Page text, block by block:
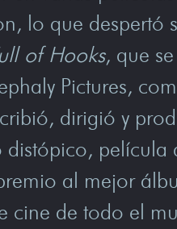
lo que despertó
of Hooks, que
Pictures,
dirigió y
película
al mejor
cine de todo el